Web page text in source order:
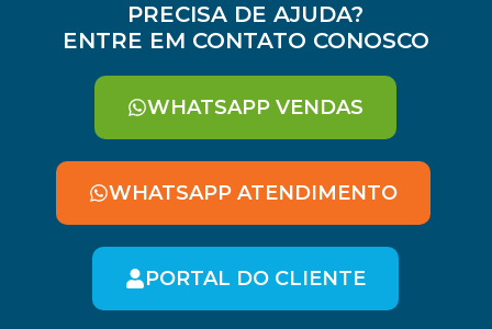
PRECISA DE AJUDA?
ENTRE EM CONTATO CONOSCO
WHATSAPP VENDAS
WHATSAPP ATENDIMENTO
PORTAL DO CLIENTE